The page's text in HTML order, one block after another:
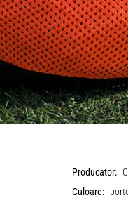
Producator:
Culoare: